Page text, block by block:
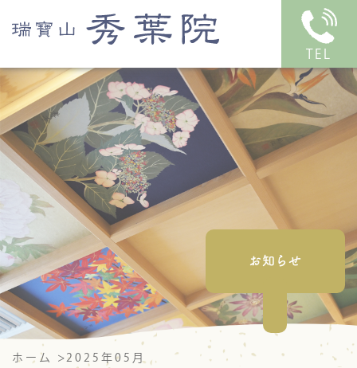
TEL
ホーム > 2025年05月
お知らせ